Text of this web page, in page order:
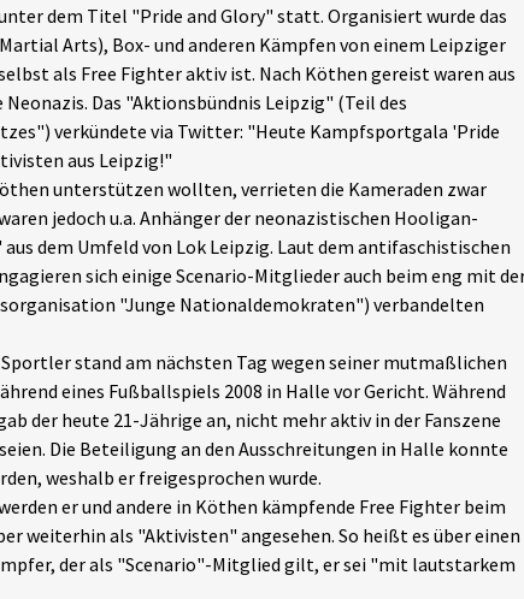
dem Titel "Pride and Glory" statt. Organisiert wurde das
Arts), Box- und anderen Kämpfen von einem Leipziger
als Free Fighter aktiv ist. Nach Köthen gereist waren aus
Das "Aktionsbündnis Leipzig" (Teil des
verkündete via Twitter: "Heute Kampfsportgala 'Pride
aus Leipzig!"
unterstützen wollten, verrieten die Kameraden zwar
jedoch u.a. Anhänger der neonazistischen Hooligan-
dem Umfeld von Lok Leipzig. Laut dem antifaschistischen
sich einige Scenario-Mitglieder auch beim eng mit
"Junge Nationaldemokraten") verbandelten
stand am nächsten Tag wegen seiner mutmaßlichen
eines Fußballspiels 2008 in Halle vor Gericht. Während
der heute 21-Jährige an, nicht mehr aktiv in der Fanszene
Die Beteiligung an den Ausschreitungen in Halle konnte
weshalb er freigesprochen wurde.
er und andere in Köthen kämpfende Free Fighter beim
weiterhin als "Aktivisten" angesehen. So heißt es über einen
der als "Scenario"-Mitglied gilt, er sei "mit lautstarkem